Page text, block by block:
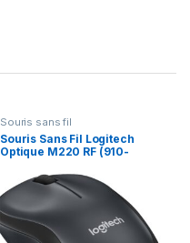
Souris sans fil
Souris Sans Fil Logitech
Optique M220 RF (910-